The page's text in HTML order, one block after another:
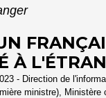
À
- Direction de
ministre), Ministère